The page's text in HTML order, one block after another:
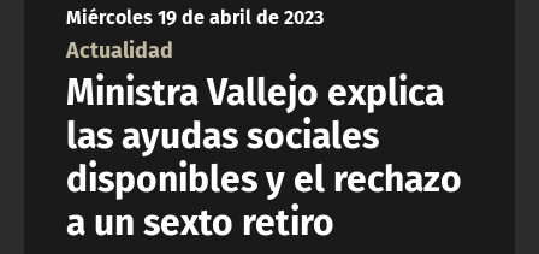
Miércoles 19 de abril de 2023
Actualidad
Ministra Vallejo explica
las ayudas sociales
disponibles y el rechazo
a un sexto retiro